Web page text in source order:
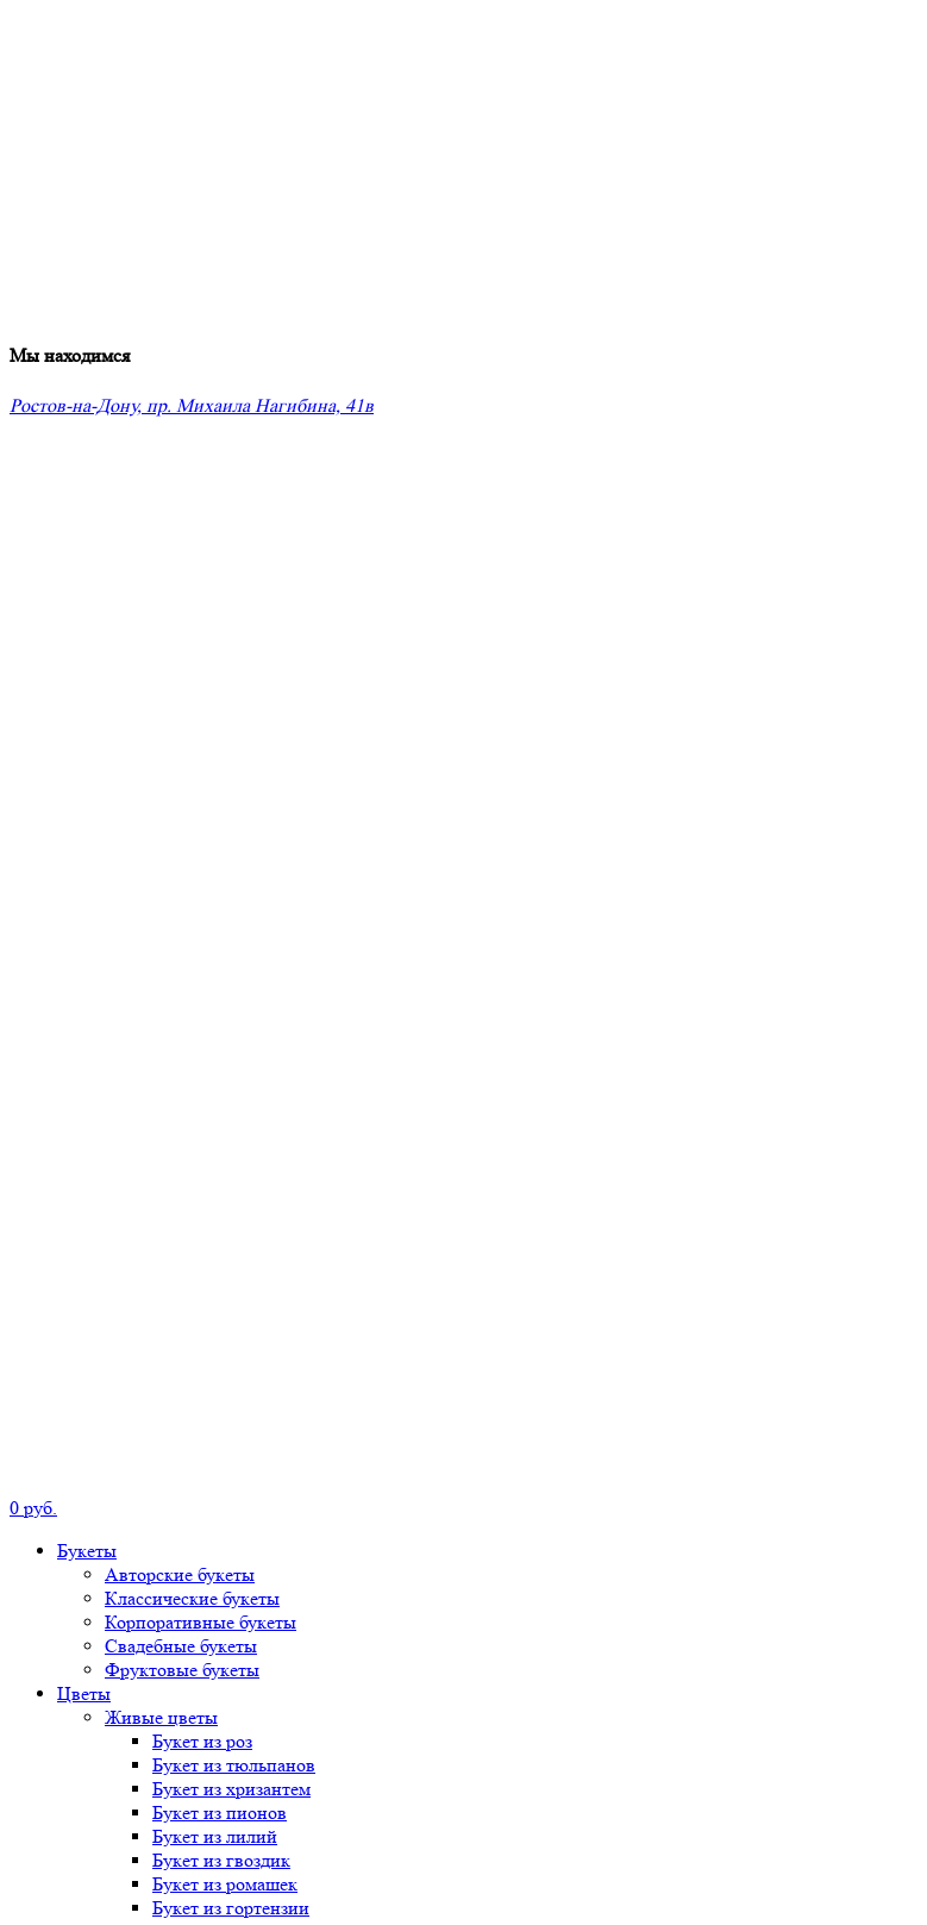
Мы находимся
Ростов-на-Дону, пр. Михаила Нагибина, 41в
0 руб.
Букеты
Авторские букеты
Классические букеты
Корпоративные букеты
Свадебные букеты
Фруктовые букеты
Цветы
Живые цветы
Букет из роз
Букет из тюльпанов
Букет из хризантем
Букет из пионов
Букет из лилий
Букет из гвоздик
Букет из ромашек
Букет из гортензии